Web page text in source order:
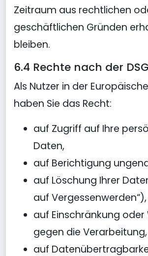
Zeitraum aus rechtlichen
geschäftlichen Gründen
bleiben.
6.4 Rechte nach der
Als Nutzer in der
haben Sie das Recht:
auf Zugriff auf Ihre
Daten,
auf Berichtigung
auf Löschung Ihrer
auf Vergessenwerden“),
auf Einschränkung
gegen die Verarbeitung,
auf